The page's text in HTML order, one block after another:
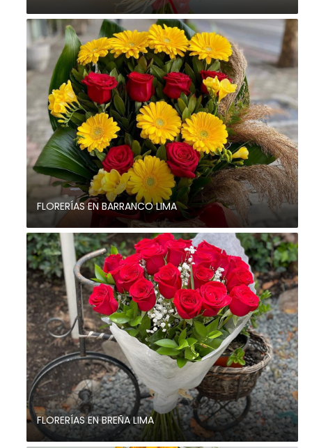
FLORERÍAS EN BARRANCO LIMA
FLORERÍAS EN BREÑA LIMA